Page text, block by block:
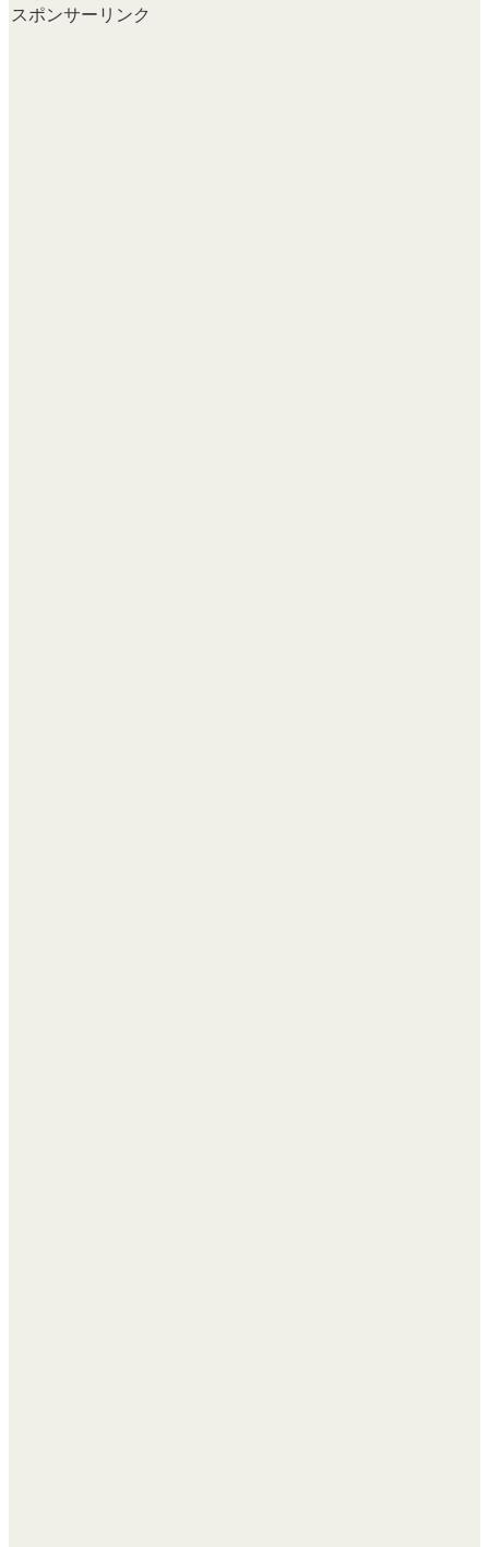
スポンサーリンク